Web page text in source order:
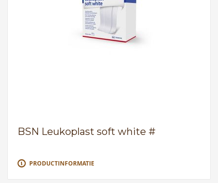
BSN Leukoplast soft white #
PRODUCTINFORMATIE